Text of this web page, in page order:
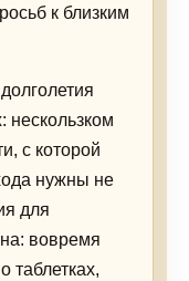
к близким
нескользком
с которой
нужны не
для
вовремя
таблетках,